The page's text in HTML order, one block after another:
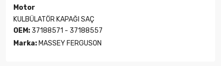
Motor
KULBÜLATÖR KAPAĞI SAÇ
OEM: 37188571 - 37188557
Marka: MASSEY FERGUSON